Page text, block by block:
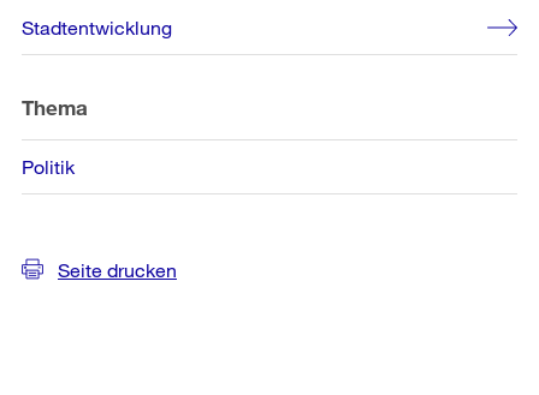
Weitere
Informationen
Stadtentwicklung
Thema
Politik
Seite drucken